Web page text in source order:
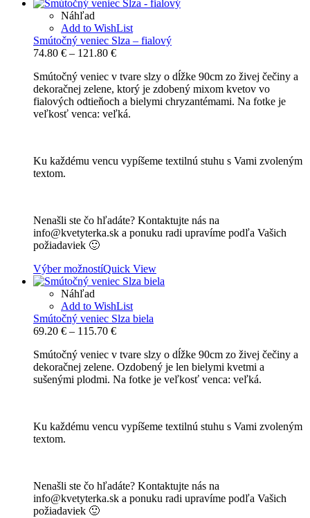
Náhľad
Add to WishList
Smútočný veniec Slza – fialový
74.80 € – 121.80 €Price
74.80 €
through
121.80 €
Smútočný veniec v tvare slzy o dĺžke 90cm zo živej čečiny a
dekoračnej zelene, ktorý je zdobený mixom kvetov vo
fialových odtieňoch a bielymi chryzantémami. Na fotke je
veľkosť venca: veľká.
Ku každému vencu vypíšeme textilnú stuhu s Vami zvoleným
textom.
Nenašli ste čo hľadáte? Kontaktujte nás na
info@kvetyterka.sk a ponuku radi upravíme podľa Vašich
požiadaviek 🙂
Výber možnostíQuick View
Náhľad
Add to WishList
Smútočný veniec Slza biela
69.20 € – 115.70 €Price
69.20 €
through
115.70 €
Smútočný veniec v tvare slzy o dĺžke 90cm zo živej čečiny a
dekoračnej zelene. Ozdobený je len bielymi kvetmi a
sušenými plodmi. Na fotke je veľkosť venca: veľká.
Ku každému vencu vypíšeme textilnú stuhu s Vami zvoleným
textom.
Nenašli ste čo hľadáte? Kontaktujte nás na
info@kvetyterka.sk a ponuku radi upravíme podľa Vašich
požiadaviek 🙂